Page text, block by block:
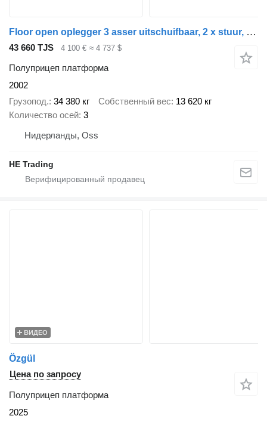
Floor open oplegger 3 asser uitschuifbaar, 2 x stuur, 1 x liftas
43 660 TJS 4 100 € ≈ 4 737 $
Полуприцеп платформа
2002
Грузопод. 34 380 кг Собственный вес 13 620 кг
Количество осей 3
Нидерланды, Oss
HE Trading
ВИДЕО
Özgül
Цена по запросу
Полуприцеп платформа
2025